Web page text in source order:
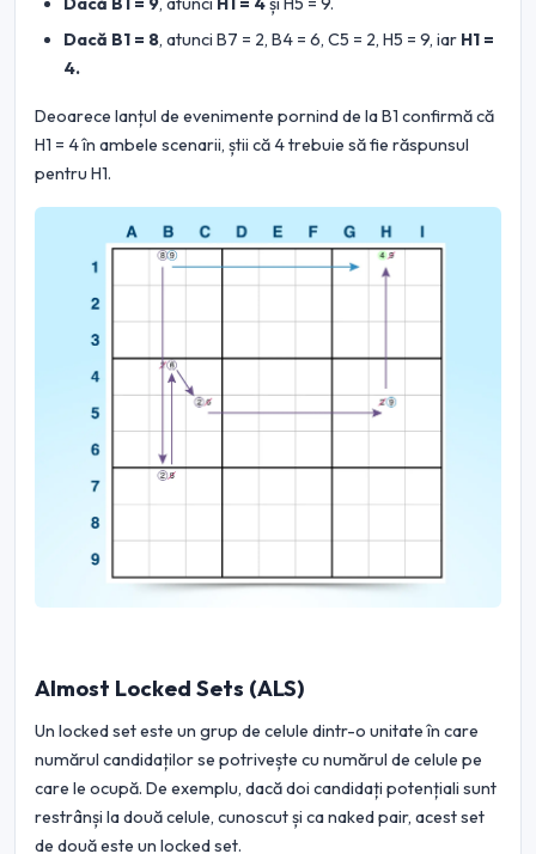
Dacă B1 = 8, atunci B7 = 2, B4 = 6, C5 = 2, H5 = 9, iar H1 =
4.
Deoarece lanțul de evenimente pornind de la B1 confirmă că
H1 = 4 în ambele scenarii, știi că 4 trebuie să fie răspunsul
pentru H1.
Almost Locked Sets (ALS)
Un locked set este un grup de celule dintr-o unitate în care
numărul candidaților se potrivește cu numărul de celule pe
care le ocupă. De exemplu, dacă doi candidați potențiali sunt
restrânși la două celule, cunoscut și ca naked pair, acest set
de două este un locked set.